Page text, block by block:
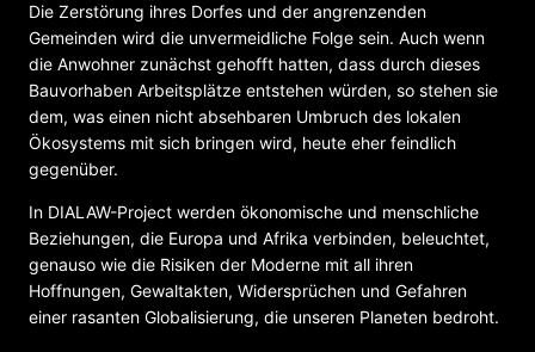
Die Zerstörung ihres Dorfes und der angrenzenden
Gemeinden wird die unvermeidliche Folge sein. Auch wenn
die Anwohner zunächst gehofft hatten, dass durch dieses
Bauvorhaben Arbeitsplätze entstehen würden, so stehen sie
dem, was einen nicht absehbaren Umbruch des lokalen
Ökosystems mit sich bringen wird, heute eher feindlich
gegenüber.
In DIALAW-Project werden ökonomische und menschliche
Beziehungen, die Europa und Afrika verbinden, beleuchtet,
genauso wie die Risiken der Moderne mit all ihren
Hoffnungen, Gewaltakten, Widersprüchen und Gefahren
einer rasanten Globalisierung, die unseren Planeten bedroht.